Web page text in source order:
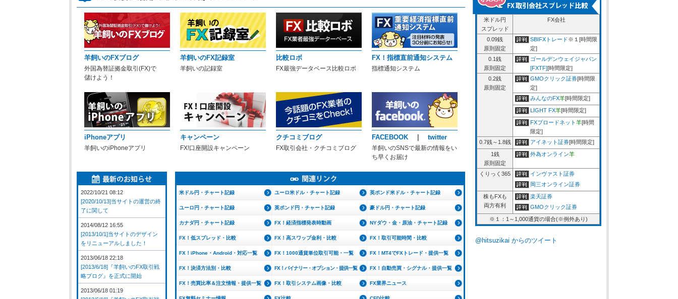
羊飼いのFXブログ
外国為替証拠金取引(FX)で
儲けよう！
羊飼いのFX記録室
羊飼いの記録室
比較ロボ
FX最強データベース比較ロボ
FX！指標直前通知システム
指標通知システム
iPhoneアプリ
羊飼いのiPhoneアプリ
キャンペーン
FX!口座開設キャンペーン
クチコミブログ
FX取引会社・クチコミブログ
FACEBOOK twitter
羊飼いのSNSで最新の情報をい
ち早くお届け
米ドル円・チャート記録 ユーロ米ドル・チャート記録 英ポンド米ドル・チャート記録
ユーロ円・チャート記録 英ポンド円・チャート記録 豪ドル円・チャート記録
カナダ円・チャート記録 FX！経済指標発表時動画 NYダウ・金・原油・チャート記録
FX！低スプレッド・比較 FX！高スワップ金利・比較 FX！取引可能時間・比較
FX！iPhone・Android・対応一覧 FX！1000通貨単位取引可能・一覧 FX！MT4でFXトレード・提供一覧
FX！決済方法別・比較 FX！バイナリー・オプション・提供一覧 FX！自動売買・シグナル・提供一覧
FX！売買比率＆注文情報・提供一覧 FX！取引システム画像・比較 FX業界ニュース
2022/10/21 08:12
[2020/10/13]当サイトの運営の終
了に関して
2014/08/12 16:55
[2013/10/1]当サイトのデザイン
をリニューアルしました！
2013/06/18 22:18
[2013/6/18]『羊飼いのFX取引戦
略ブログ』を正式に開始
2013/06/18 01:19
米ドル円
スプレッド
FX会社
0.09銭
原則固定
SBIFXトレード※１[時間限
定]
0.1銭
原則固定
ゴールデンウェイジャパン
[FXTF][時間限定]
0.2銭
原則固定
GMOクリック証券[時間限
定]
みんなのFX羊[時間限定]
LIGHT FX羊[時間限定]
FXブロードネット羊[時間
限定]
0.7銭～1.8銭
アイネット証券[時間限定]
1銭
原則固定
外為オンライン羊
くりっく365
インヴァスト証券
岡三オンライン証券
株もFXも
両方有利
楽天証券
GMOクリック証券
※１：1～1,000通貨の場合(※例外あり)
@hitsuzikai からのツイート